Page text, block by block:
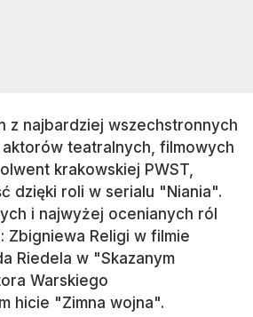
z najbardziej wszechstronnych
teatralnych, filmowych
krakowskiej PWST,
dzięki roli w serialu "Niania".
i najwyżej ocenianych ról
Zbigniewa Religi w filmie
Riedela w "Skazanym
Warskiego
hicie "Zimna wojna".